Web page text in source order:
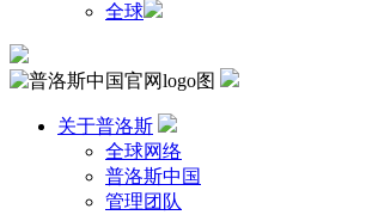
全球
关于普洛斯
全球网络
普洛斯中国
管理团队